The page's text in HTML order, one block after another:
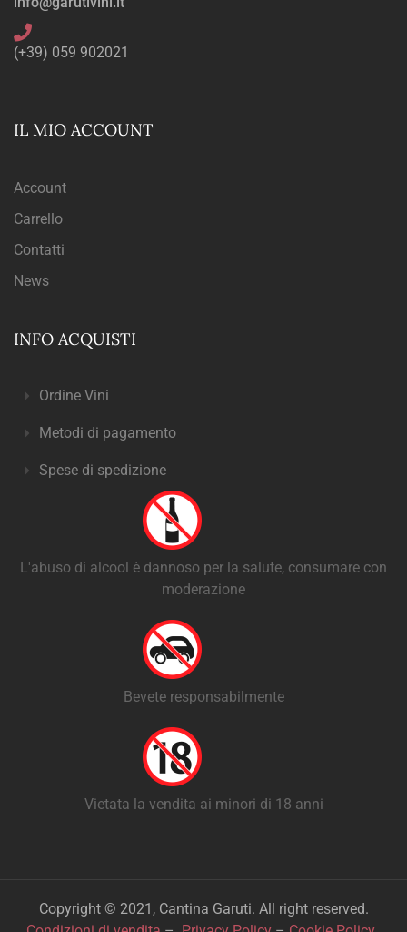
(+39) 059 902021
IL MIO ACCOUNT
Account
Carrello
Contatti
News
INFO ACQUISTI
Ordine Vini
Metodi di pagamento
Spese di spedizione
L'abuso di alcool è dannoso per la salute, consumare con
moderazione
Bevete responsabilmente
Vietata la vendita ai minori di 18 anni
Copyright © 2021, Cantina Garuti. All right reserved.